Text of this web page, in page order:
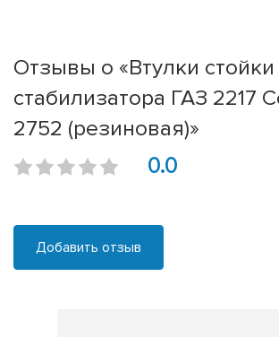
Отзывы о «Втулки стойки
стабилизатора ГАЗ 2217
2752 (резиновая)»
0.0
Добавить отзыв